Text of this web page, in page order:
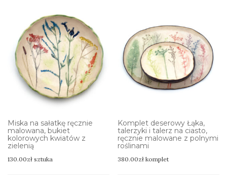
Miska na sałatkę ręcznie
malowana, bukiet
kolorowych kwiatów z
zielenią
130.00zł sztuka
Komplet deserowy Łąka,
talerzyki i talerz na ciasto,
ręcznie malowane z polnymi
roślinami
380.00zł komplet